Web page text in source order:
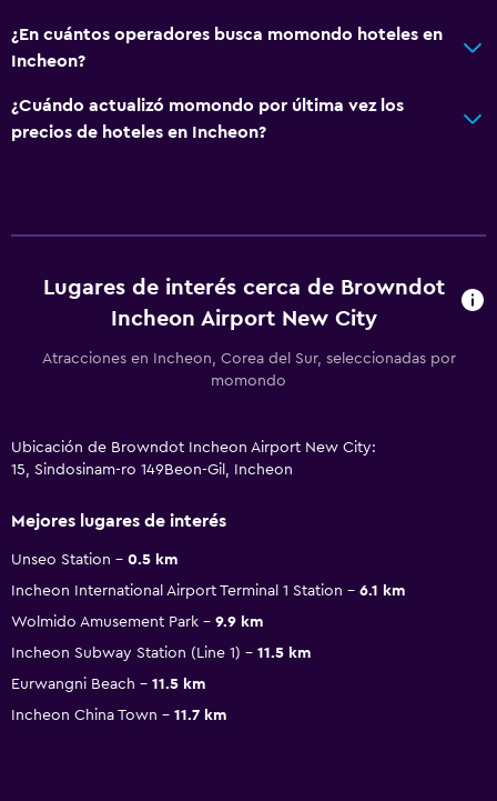
¿En cuántos operadores busca momondo hoteles en
Incheon?
¿Cuándo actualizó momondo por última vez los
precios de hoteles en Incheon?
Lugares de interés cerca de Browndot
Incheon Airport New City
Atracciones en Incheon, Corea del Sur, seleccionadas por
momondo
Ubicación de Browndot Incheon Airport New City:
15, Sindosinam-ro 149Beon-Gil, Incheon
Mejores lugares de interés
Unseo Station
0.5 km
Incheon International Airport Terminal 1 Station
6.1 km
Wolmido Amusement Park
9.9 km
Incheon Subway Station (Line 1)
11.5 km
Eurwangni Beach
11.5 km
Incheon China Town
11.7 km